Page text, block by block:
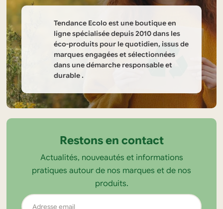
Informations
sur
boutique
Tendance
Tendance Ecolo est une boutique en
ligne spécialisée depuis 2010 dans les
éco-produits pour le quotidien, issus de
marques engagées et sélectionnées
dans une démarche responsable et
durable .
Restons en contact
Actualités, nouveautés et informations
pratiques autour de nos marques et de nos
produits.
Adresse